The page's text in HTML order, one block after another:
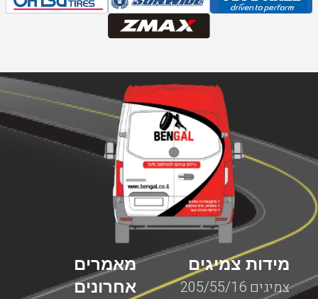
מאמרים
אחרונים
מידות צמיגים
צמיגים 205/55/16